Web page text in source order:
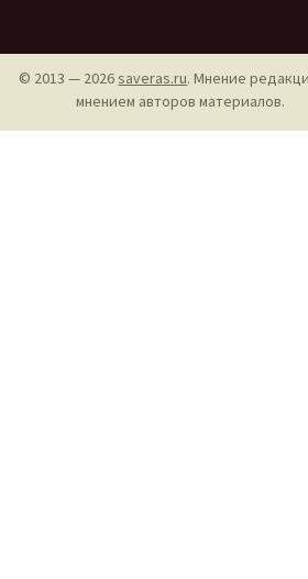
© 2013 — 2026saveras.ru. Мнение
мнением авторов материалов.